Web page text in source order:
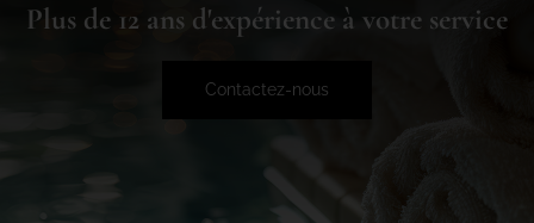
Plus de 12 ans d'expérience à votre service
Contactez-nous